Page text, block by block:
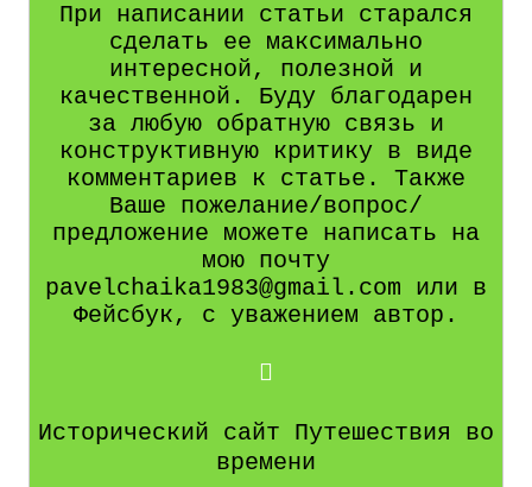
При написании статьи старался
сделать ее максимально
интересной, полезной и
качественной. Буду благодарен
за любую обратную связь и
конструктивную критику в виде
комментариев к статье. Также
Ваше пожелание/вопрос/
предложение можете написать на
мою почту
pavelchaika1983@gmail.com или в
Фейсбук, с уважением автор.
Исторический сайт Путешествия во
времени